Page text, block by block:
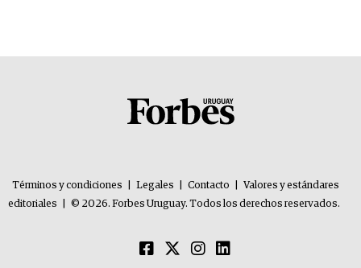
Términos y condiciones Legales Contacto
Valores y estándares
editoriales
© 2026. Forbes Uruguay. Todos los derechos reservados.